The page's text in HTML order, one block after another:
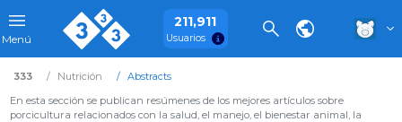
Menú
211,911
Usuarios
333 Nutrición
Abstracts
En esta sección se publican resúmenes de los mejores artículos sobre
porcicultura relacionados con la salud, el manejo, el bienestar animal, la